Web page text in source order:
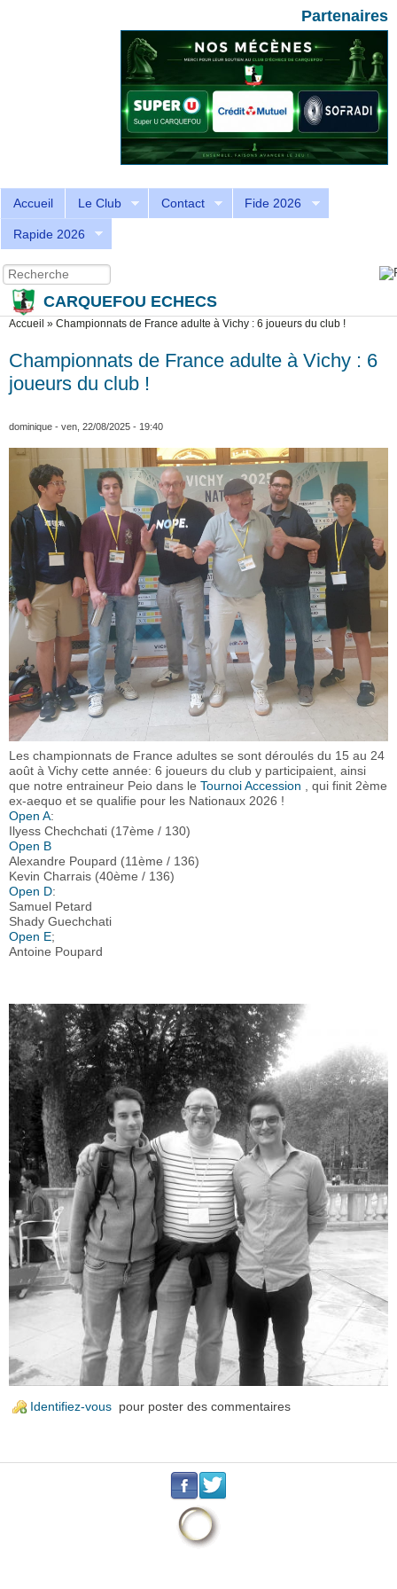
Partenaires
Accueil Le Club Contact Fide 2026
Rapide 2026
Formulaire de recherche
Recherche
CARQUEFOU ECHECS
Vous êtes ici
Accueil » Championnats de France adulte à Vichy : 6 joueurs du club !
Championnats de France adulte à Vichy : 6
joueurs du club !
dominique - ven, 22/08/2025 - 19:40
Les championnats de France adultes se sont déroulés du 15 au 24
août à Vichy cette année: 6 joueurs du club y participaient, ainsi
que notre entraineur Peio dans le Tournoi Accession , qui finit 2ème
ex-aequo et se qualifie pour les Nationaux 2026 !
Open A:
Ilyess Chechchati (17ème / 130)
Open B
Alexandre Poupard (11ème / 136)
Kevin Charrais (40ème / 136)
Open D:
Samuel Petard
Shady Guechchati
Open E;
Antoine Poupard
Identifiez-vous pour poster des commentaires
. .